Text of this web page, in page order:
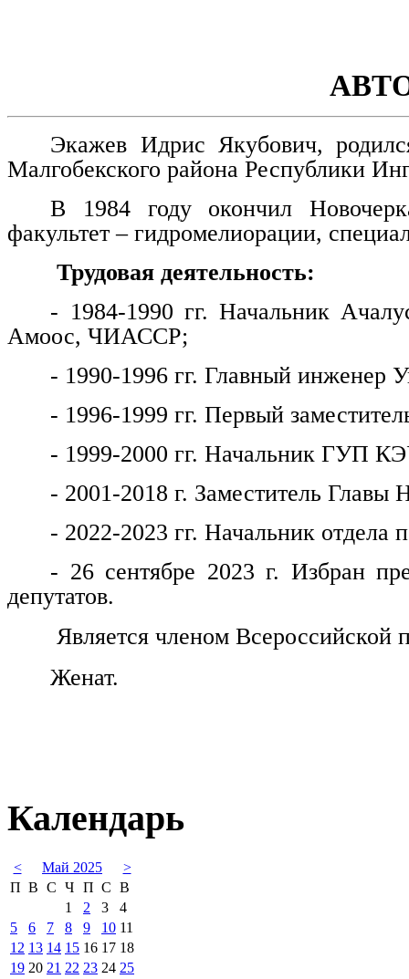
Экажев Идрис Якубович,
Малгобекского района Республики
В 1984 году окончил
факультет – гидромелиорации,
Трудовая деятельность:
- 1984-1990 гг. Начальник
Амоос, ЧИАССР;
- 1990-1996 гг. Главный
- 1996-1999 гг. Первый
- 1999-2000 гг. Начальник ГУП
- 2001-2018 г. Заместитель Главы
- 2022-2023 гг. Начальник
- 26 сентябре 2023 г. Избран
депутатов.
Является членом Всероссийской
Женат.
Календарь
< Май 2025
>
П В С Ч П С В
1
2 3
4
5
6 7 8 9 10 11
12 13 14 15 16 17 18
19 20 21 22 23 24 25